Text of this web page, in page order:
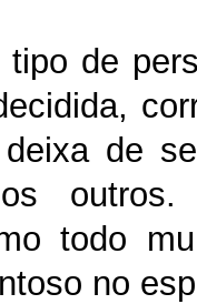
de
de
os
todo
no